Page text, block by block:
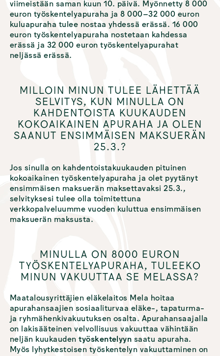
viimeistään saman kuun 10. päivä. Myönnetty 8 000
euron työskentelyapuraha ja 8 000–32 000 euron
kuluapuraha tulee nostaa yhdessä erässä. 16 000
euron työskentelyapuraha nostetaan kahdessa
erässä ja 32 000 euron työskentelyapurahat
neljässä erässä.
MILLOIN MINUN TULEE LÄHETTÄÄ
SELVITYS, KUN MINULLA ON
KAHDENTOISTA KUUKAUDEN
KOKOAIKAINEN APURAHA JA OLEN
SAANUT ENSIMMÄISEN MAKSUERÄN
25.3.?
Jos sinulla on kahdentoistakuukauden pituinen
kokoaikainen työskentelyapuraha ja olet pyytänyt
ensimmäisen maksuerän maksettavaksi 25.3.,
selvityksesi tulee olla toimitettuna
verkkopalveluumme vuoden kuluttua ensimmäisen
maksuerän maksusta.
MINULLA ON 8000 EURON
TYÖSKENTELYAPURAHA, TULEEKO
MINUN VAKUUTTAA SE MELASSA?
Maatalousyrittäjien eläkelaitos Mela hoitaa
apurahansaajien sosiaaliturvaa eläke-, tapaturma-
ja ryhmähenkivakuutuksen osalta. Apurahansaajalla
on lakisääteinen velvollisuus vakuuttaa vähintään
neljän kuukaudentyöskentelyyn saatu apuraha.
Myös lyhytkestoisen työskentelyn vakuuttaminen on